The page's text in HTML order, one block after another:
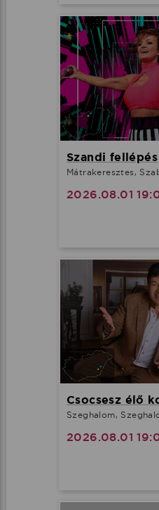
Szandi fellépés
Mátrakeresztes,
2026.08.01
Csocsesz élő
Szeghalom,
2026.08.01